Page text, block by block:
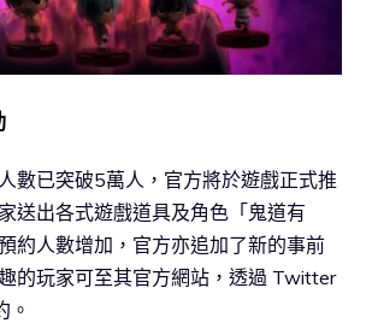
數已突破5萬人，官方將於遊戲正式推
送出各式遊戲道具及角色「鬼道有
約人數增加，官方亦追加了新的事前
的玩家可至其官方網站，透過 Twitter
。